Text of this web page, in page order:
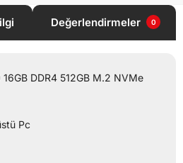
Değerlendirmeler 0
DDR4 512GB M.2 NVMe
Pc